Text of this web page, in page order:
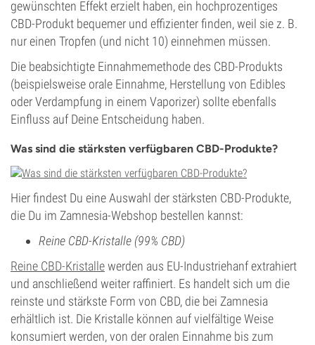
gewünschten Effekt erzielt haben, ein hochprozentiges
CBD-Produkt bequemer und effizienter finden, weil sie z. B.
nur einen Tropfen (und nicht 10) einnehmen müssen.
Die beabsichtigte Einnahmemethode des CBD-Produkts
(beispielsweise orale Einnahme, Herstellung von Edibles
oder Verdampfung in einem Vaporizer) sollte ebenfalls
Einfluss auf Deine Entscheidung haben.
Was sind die stärksten verfügbaren CBD-Produkte?
Hier findest Du eine Auswahl der stärksten CBD-Produkte,
die Du im Zamnesia-Webshop bestellen kannst:
Reine CBD-Kristalle (99% CBD)
Reine CBD-Kristallewerden aus EU-Industriehanf extrahiert
und anschließend weiter raffiniert. Es handelt sich um die
reinste und stärkste Form von CBD, die bei Zamnesia
erhältlich ist. Die Kristalle können auf vielfältige Weise
konsumiert werden, von der oralen Einnahme bis zum